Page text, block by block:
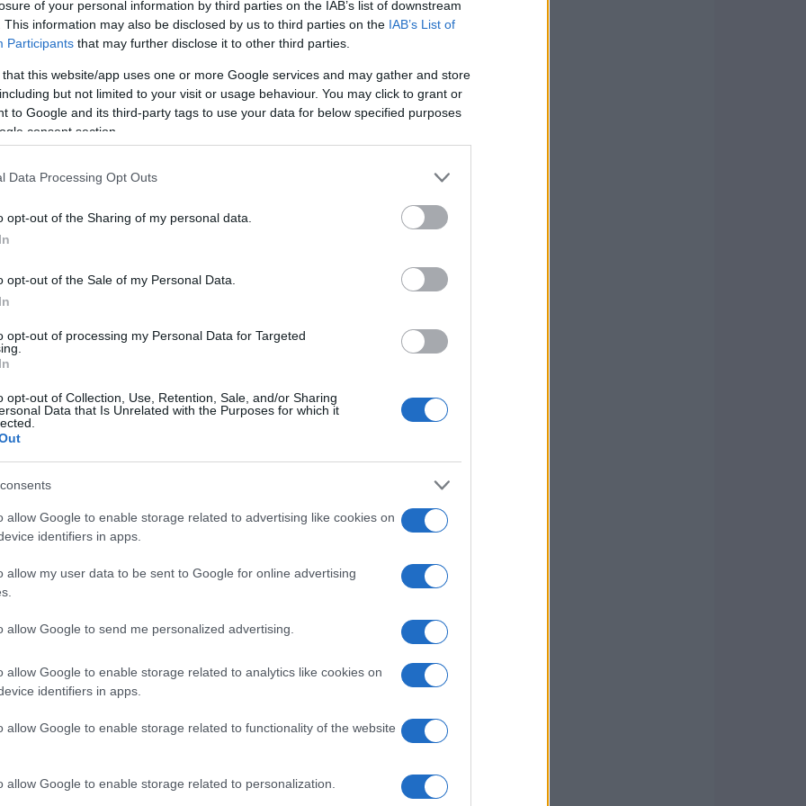
of your personal information by third parties on the IAB’s list of downstream
This information may also be disclosed by us to third parties on the IAB’s List of
Participants that may further disclose it to other third parties.
that this website/app uses one or more Google services and may gather and store
but not limited to your visit or usage behaviour. You may click to grant or
to Google and its third-party tags to use your data for below specified purposes
consent section.
Data Processing Opt Outs
opt-out of the Sharing of my personal data.
opt-out of the Sale of my Personal Data.
opt-out of processing my Personal Data for Targeted
opt-out of Collection, Use, Retention, Sale, and/or Sharing
Data that Is Unrelated with the Purposes for which it
allow Google to enable storage related to advertising like cookies on
identifiers in apps.
allow my user data to be sent to Google for online advertising
allow Google to send me personalized advertising.
allow Google to enable storage related to analytics like cookies on
identifiers in apps.
allow Google to enable storage related to functionality of the website
allow Google to enable storage related to personalization.
riguardo a come siano arrivati a una
sofferenza vissuta durante quel periodo ha
del loro legame.
vita di Alice, specialmente dopo la
gravi complicazioni post-parto che
“Dopo l’ultima gravidanza sono
sia stato difficile accettare il proprio
spinta a riflettere su sé stessa e a lavorare
da Morata ha compreso
un passo fondamentale per la sua
con entusiasmo dai fan, segnando un nuovo